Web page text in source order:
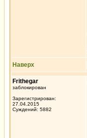
Наверх
Frithegar
заблокирован
Зарегистрирован:
27.04.2015
Суждений: 5882